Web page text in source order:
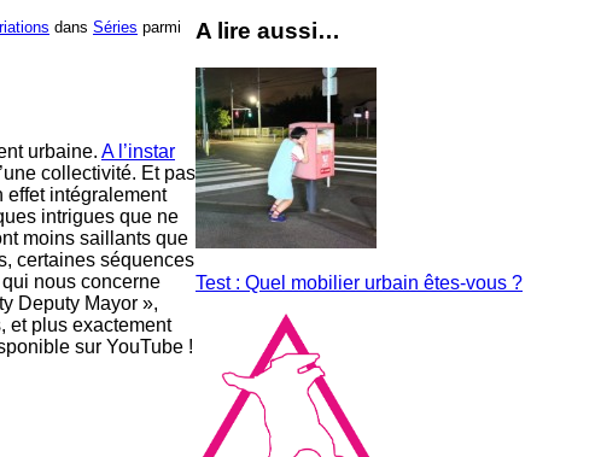
dans Séries parmi
urbaine. A l’instar
collectivité. Et pas
effet intégralement
intrigues que ne
moins saillants que
certaines séquences
nous concerne
Deputy Mayor »,
et plus exactement
sur YouTube !
A lire aussi…
Test : Quel mobilier urbain êtes-vous ?